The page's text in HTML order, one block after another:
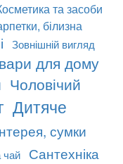
та засоби
білизна
Зовнішній вигляд
для дому
Чоловічий
Дитяче
сумки
чай Сантехніка